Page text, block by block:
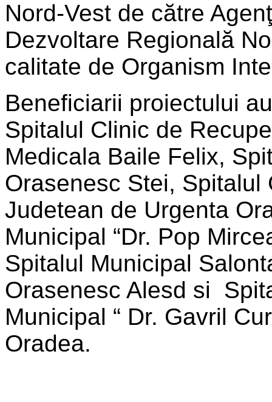
Nord-Vest de către
Dezvoltare Regională
calitate de Organism
Beneficiarii proiectului
Spitalul Clinic de
Medicala Baile Felix,
Orasenesc Stei, Spitalul
Judetean de Urgenta
Municipal “Dr. Pop
Spitalul Municipal
Orasenesc Alesd si
Municipal “ Dr. Gavril
Oradea.